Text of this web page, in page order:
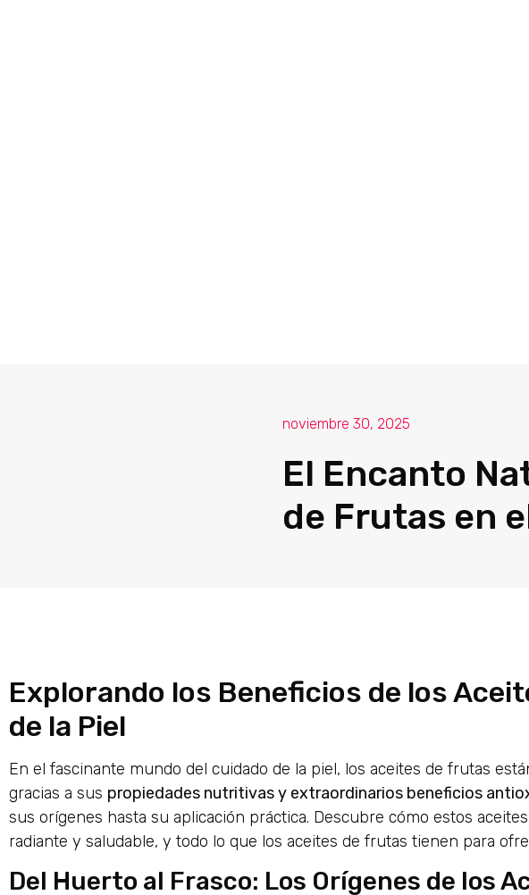
noviembre 30, 2025
El Encanto
de Frutas en
Explorando los Beneficios de los
de la Piel
En el fascinante mundo del cuidado de la piel, los aceites de frutas
gracias a sus propiedades nutritivas y extraordinarios beneficios
sus orígenes hasta su aplicación práctica. Descubre cómo estos
radiante y saludable, y todo lo que los aceites de frutas tienen para
Del Huerto al Frasco: Los Orígenes de los